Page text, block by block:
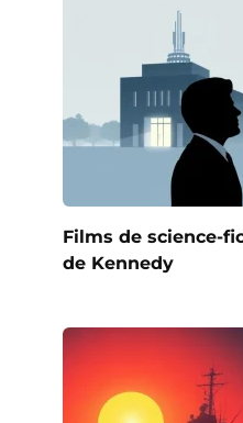
Films de science-
de Kennedy